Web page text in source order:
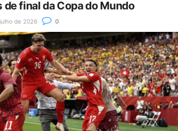
de final da Copa do Mundo
de 2026 0